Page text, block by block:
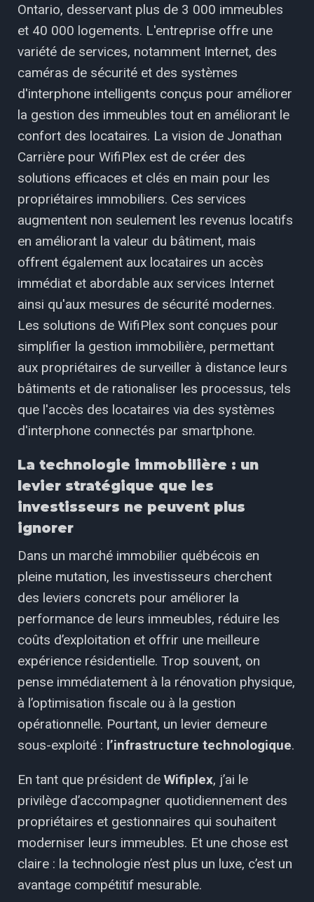
Ontario, desservant plus de 3 000 immeubles
et 40 000 logements. L'entreprise offre une
variété de services, notamment Internet, des
caméras de sécurité et des systèmes
d'interphone intelligents conçus pour améliorer
la gestion des immeubles tout en améliorant le
confort des locataires. La vision de Jonathan
Carrière pour WifiPlex est de créer des
solutions efficaces et clés en main pour les
propriétaires immobiliers. Ces services
augmentent non seulement les revenus locatifs
en améliorant la valeur du bâtiment, mais
offrent également aux locataires un accès
immédiat et abordable aux services Internet
ainsi qu'aux mesures de sécurité modernes.
Les solutions de WifiPlex sont conçues pour
simplifier la gestion immobilière, permettant
aux propriétaires de surveiller à distance leurs
bâtiments et de rationaliser les processus, tels
que l'accès des locataires via des systèmes
d'interphone connectés par smartphone.
La technologie immobilière : un
levier stratégique que les
investisseurs ne peuvent plus
ignorer
Dans un marché immobilier québécois en
pleine mutation, les investisseurs cherchent
des leviers concrets pour améliorer la
performance de leurs immeubles, réduire les
coûts d’exploitation et offrir une meilleure
expérience résidentielle. Trop souvent, on
pense immédiatement à la rénovation physique,
à l’optimisation fiscale ou à la gestion
opérationnelle. Pourtant, un levier demeure
sous-exploité : l’infrastructure technologique.
En tant que président de Wifiplex, j’ai le
privilège d’accompagner quotidiennement des
propriétaires et gestionnaires qui souhaitent
moderniser leurs immeubles. Et une chose est
claire : la technologie n’est plus un luxe, c’est un
avantage compétitif mesurable.